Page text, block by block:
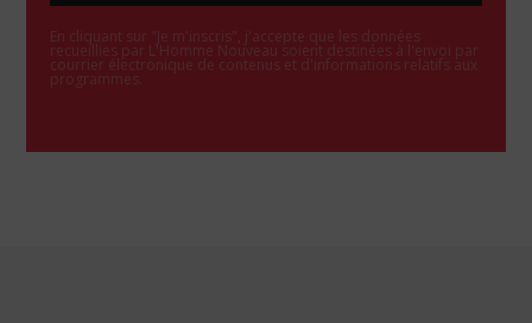
En cliquant sur "Je m'inscris", j'accepte que les données
recueillies par L'Homme Nouveau soient destinées à l'envoi par
courrier électronique de contenus et d'informations relatifs aux
programmes.